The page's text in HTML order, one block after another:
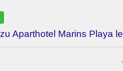
Aparthotel Marins Playa